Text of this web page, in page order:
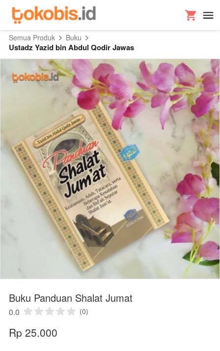
Semua Produk Buku
Ustadz Yazid bin Abdul Qodir Jawas
Buku Panduan Shalat Jumat
0.0 (0)
Rp 25.000